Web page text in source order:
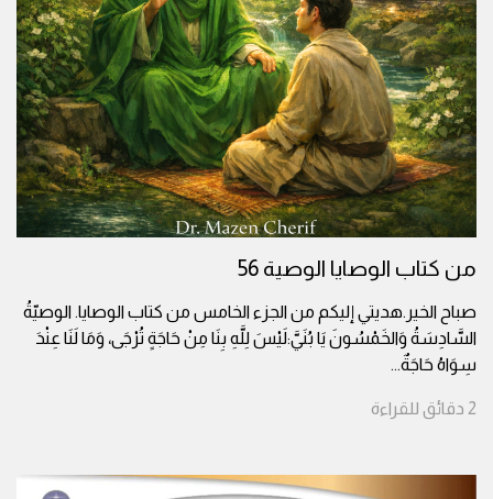
من كتاب الوصايا الوصية 56
صباح الخير.هديتي إليكم من الجزء الخامس من كتاب الوصايا. الوصيّةُ
السَّادِسَةُ وَالخَمْسُونَ يَا بُنَيَّ:لَيْسَ لِلَّهِ بِنَا مِنْ حَاجَةٍ تُرْجَى، وَمَا لَنَا عِنْدَ
سِوَاهُ حَاجَةٌ...
2 دقائق للقراءة